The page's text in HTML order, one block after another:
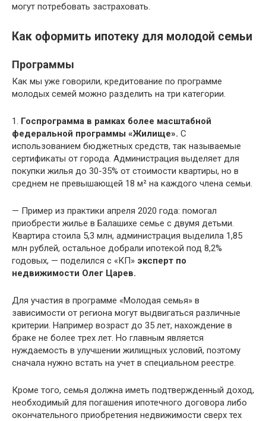
могут потребовать застраховать.
Как оформить ипотеку для молодой семьи
Программы
Как мы уже говорили, кредитование по программе
молодых семей можно разделить на три категории.
1. Госпрограмма в рамках более масштабной
федеральной программы «Жилище». С
использованием бюджетных средств, так называемые
сертификаты от города. Администрация выделяет для
покупки жилья до 30-35% от стоимости квартиры, но в
среднем не превышающей 18 м² на каждого члена семьи.
— Пример из практики апреля 2020 года: помогал
приобрести жилье в Балашихе семье с двумя детьми.
Квартира стоила 5,3 млн, администрация выделила 1,85
млн рублей, остальное добрали ипотекой под 8,2%
годовых, — поделился с «КП» эксперт по
недвижимости Олег Царев.
Для участия в программе «Молодая семья» в
зависимости от региона могут выдвигаться различные
критерии. Например возраст до 35 лет, нахождение в
браке не более трех лет. Но главным является
нуждаемость в улучшении жилищных условий, поэтому
сначала нужно встать на учет в специальном реестре.
Кроме того, семья должна иметь подтвержденный доход,
необходимый для погашения ипотечного договора либо
окончательного приобретения недвижимости сверх тех